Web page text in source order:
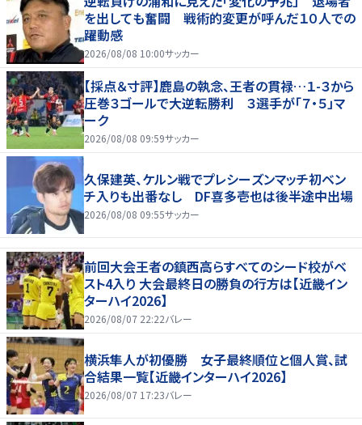
を出しても奮闘 戦術的変更が呼んだ１０人での
躍動感
2026/08/08 10:00サッカー
【採点＆寸評】鹿島の執念、王者の貫禄…１-３から
圧巻３ゴールで大逆転勝利 ３選手が「７・５」マ
ーク
2026/08/08 09:59サッカー
久保建英、ケルン戦でプレシーズンマッチ初ベン
チ入りも出番なし DF喜多壱也は後半途中出場
2026/08/08 09:55サッカー
前回大会王者の鎮西高らすべてのシード校がベ
スト4入り 大会最終日の勝負の行方は【近畿イン
ターハイ2026】
2026/08/07 22:22バレー
横浜隼人が初優勝 女子最終順位と個人賞、試
合結果一覧【近畿インターハイ2026】
2026/08/07 17:23バレー